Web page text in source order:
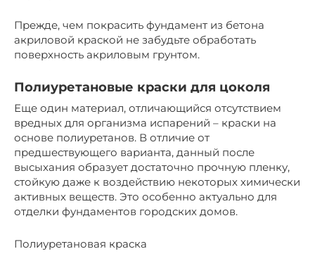
Прежде, чем покрасить фундамент из бетона
акриловой краской не забудьте обработать
поверхность акриловым грунтом.
Полиуретановые краски для цоколя
Еще один материал, отличающийся отсутствием
вредных для организма испарений – краски на
основе полиуретанов. В отличие от
предшествующего варианта, данный после
высыхания образует достаточно прочную пленку,
стойкую даже к воздействию некоторых химически
активных веществ. Это особенно актуально для
отделки фундаментов городских домов.
Полиуретановая краска